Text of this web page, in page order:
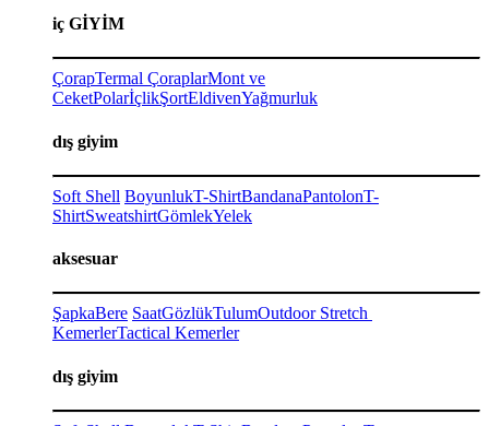
iç GİYİM
ÇorapTermal ÇoraplarMont ve
CeketPolarİçlikŞortEldivenYağmurluk
dış giyim
Soft Shell BoyunlukT-ShirtBandanaPantolonT-
ShirtSweatshirtGömlekYelek
aksesuar
ŞapkaBere SaatGözlükTulumOutdoor Stretch
KemerlerTactical Kemerler
dış giyim